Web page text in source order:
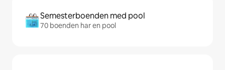
Semesterboenden med pool
70 boenden har en pool